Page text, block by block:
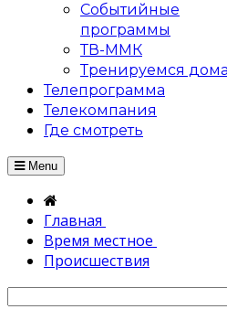
Событийные
программы
ТВ-ММК
Тренируемся дома
Телепрограмма
Телекомпания
Где смотреть
Menu
Главная
Время местное
Происшествия